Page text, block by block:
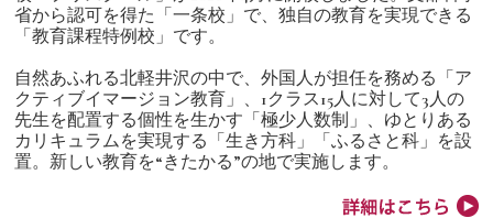
省から認可を得た「一条校」で、独自の教育を実現できる
「教育課程特例校」です。
自然あふれる北軽井沢の中で、外国人が担任を務める「ア
クティブイマージョン教育」、1クラス15人に対して3人の
先生を配置する個性を生かす「極少人数制」、ゆとりある
カリキュラムを実現する「生き方科」「ふるさと科」を設
置。新しい教育を“きたかる”の地で実施します。